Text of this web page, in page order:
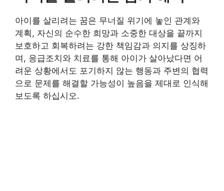
아이를 살리려는 꿈은 무너질 위기에 놓인 관계와
계획, 자신의 순수한 희망과 소중한 대상을 끝까지
보호하고 회복하려는 강한 책임감과 의지를 상징하
며, 응급조치와 치료를 통해 아이가 살아났다면 어
려운 상황에서도 포기하지 않는 행동과 주변의 협력
으로 문제를 해결할 가능성이 높음을 제대로 인식해
보도록 하십시오.